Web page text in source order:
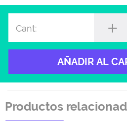
Cant:
AÑADIR AL
Productos